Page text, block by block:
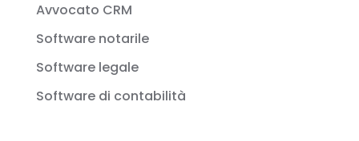
Avvocato CRM
Software notarile
Software legale
Software di contabilità